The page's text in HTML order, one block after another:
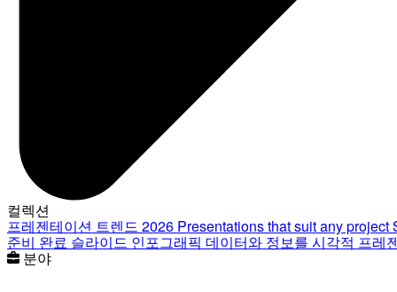
컬렉션
프레젠테이션 트렌드 2026 Presentations that suit any project
준비 완료 슬라이드 인포그래픽 데이터와 정보를 시각적 프레
분야